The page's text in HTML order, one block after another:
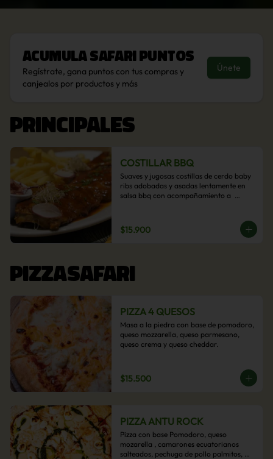
AcumulaSafari Puntos
Regístrate, gana puntos con tus compras y
canjealos por productos y más
Únete
PRINCIPALES
COSTILLAR BBQ
Suaves y jugosas costillas de cerdo baby
ribs adobadas y asadas lentamente en
salsa bbq con acompañamiento a
salteadas, Papas parmentier, Papas
fritas, Arroz blanco.
$15.900
PIZZASAFARI
PIZZA 4 QUESOS
Masa a la piedra con base de pomodoro,
queso mozzarella, queso parmesano,
queso crema y queso cheddar.
$15.500
PIZZA ANTU ROCK
Pizza con base Pomodoro, queso
mozarella , camarones ecuatorianos
salteados, pechuga de pollo palmitos,